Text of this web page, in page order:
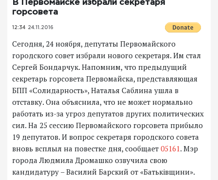
В Первомайске избрали секретаря
горсовета
12:34 24.11.2016
Сегодня, 24 ноября, депутаты Первомайского
городского совет избрали нового секретаря. Им стал
Сергей Бондарчук. Напомним, что предыдущий
секретарь горсовета Первомайска, представляющая
БПП «Солидарность», Наталья Саблина ушла в
отставку. Она объяснила, что не может нормально
работать из-за угроз депутатов других политических
сил. На 25 сессию Первомайского горсовета прибыло
19 депутатов. И вопрос секретаря городского совета
вновь всплыл на повестке дня, сообщает 05161. Мэр
города Людмила Дромашко озвучила свою
кандидатуру – Василий Барский от «Батьківщини».